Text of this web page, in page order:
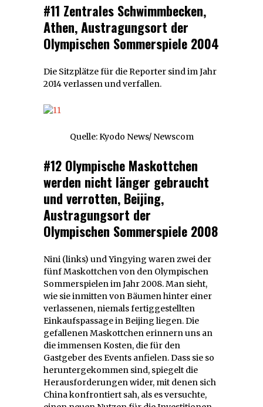
#11 Zentrales Schwimmbecken,
Athen, Austragungsort der
Olympischen Sommerspiele 2004
Die Sitzplätze für die Reporter sind im Jahr
2014 verlassen und verfallen.
Quelle: Kyodo News/ Newscom
#12 Olympische Maskottchen
werden nicht länger gebraucht
und verrotten, Beijing,
Austragungsort der
Olympischen Sommerspiele 2008
Nini (links) und Yingying waren zwei der
fünf Maskottchen von den Olympischen
Sommerspielen im Jahr 2008. Man sieht,
wie sie inmitten von Bäumen hinter einer
verlassenen, niemals fertiggestellten
Einkaufspassage in Beijing liegen. Die
gefallenen Maskottchen erinnern uns an
die immensen Kosten, die für den
Gastgeber des Events anfielen. Dass sie so
heruntergekommen sind, spiegelt die
Herausforderungen wider, mit denen sich
China konfrontiert sah, als es versuchte,